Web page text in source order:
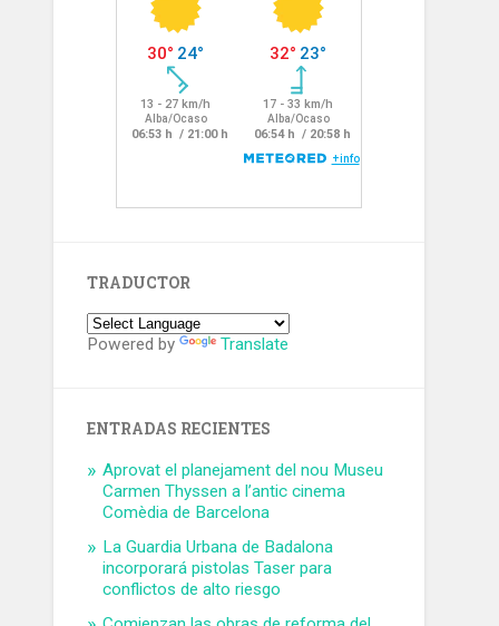
TRADUCTOR
Powered by Translate
ENTRADAS RECIENTES
Aprovat el planejament del nou Museu
Carmen Thyssen a l’antic cinema
Comèdia de Barcelona
La Guardia Urbana de Badalona
incorporará pistolas Taser para
conflictos de alto riesgo